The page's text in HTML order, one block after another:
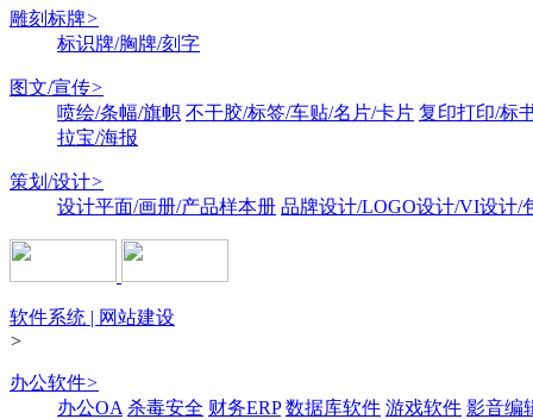
雕刻标牌>
标识牌/胸牌/刻字
图文/宣传>
喷绘/条幅/旗帜 不干胶/标签/车贴/名片/卡片 复印打印/标
拉宝/海报
策划/设计>
设计平面/画册/产品样本册 品牌设计/LOGO设计/VI设计/
软件系统 | 网站建设
>
办公软件>
办公OA 杀毒安全 财务ERP 数据库软件 游戏软件 影音编